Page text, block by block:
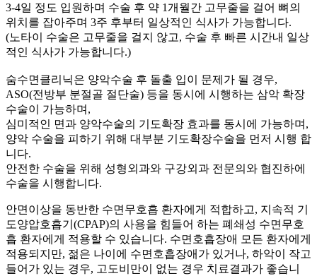
3-4일 정도 입원하며 수술 후 약 1개월간 고무줄을 걸어 뼈의
위치를 잡아주며 3주 후부터 일상적인 식사가 가능합니다.
(노타이 수술은 고무줄을 걸지 않고, 수술 후 빠른 시간내 일상
적인 식사가 가능합니다.)
숨수면클리닉은 양악수술 후 돌출 입이 문제가 될 경우,
ASO(전방부 분절골 절단술) 등을 동시에 시행하는 삼악 확장
수술이 가능하며,
심미적인 면과 양악수술의 기도확장 효과를 동시에 가능하며,
양악 수술을 피하기 위해 대부분 기도확장수술을 먼저 시행 합
니다.
안전한 수술을 위해 성형외과와 구강외과 전문의와 협진하에
수술을 시행합니다.
안면이상을 동반한 수면무호흡 환자에게 적합하고, 지속적 기
도양압호흡기(CPAP)의 사용을 힘들어 하는 폐쇄성 수면무호
흡 환자에게 적용할 수 있습니다. 수면호흡장애 모든 환자에게
적용되지만, 젊은 나이에 수면호흡장애가 있거나, 하악이 작고
들어가 있는 경우, 고도비만이 없는 경우 치료결과가 좋습니